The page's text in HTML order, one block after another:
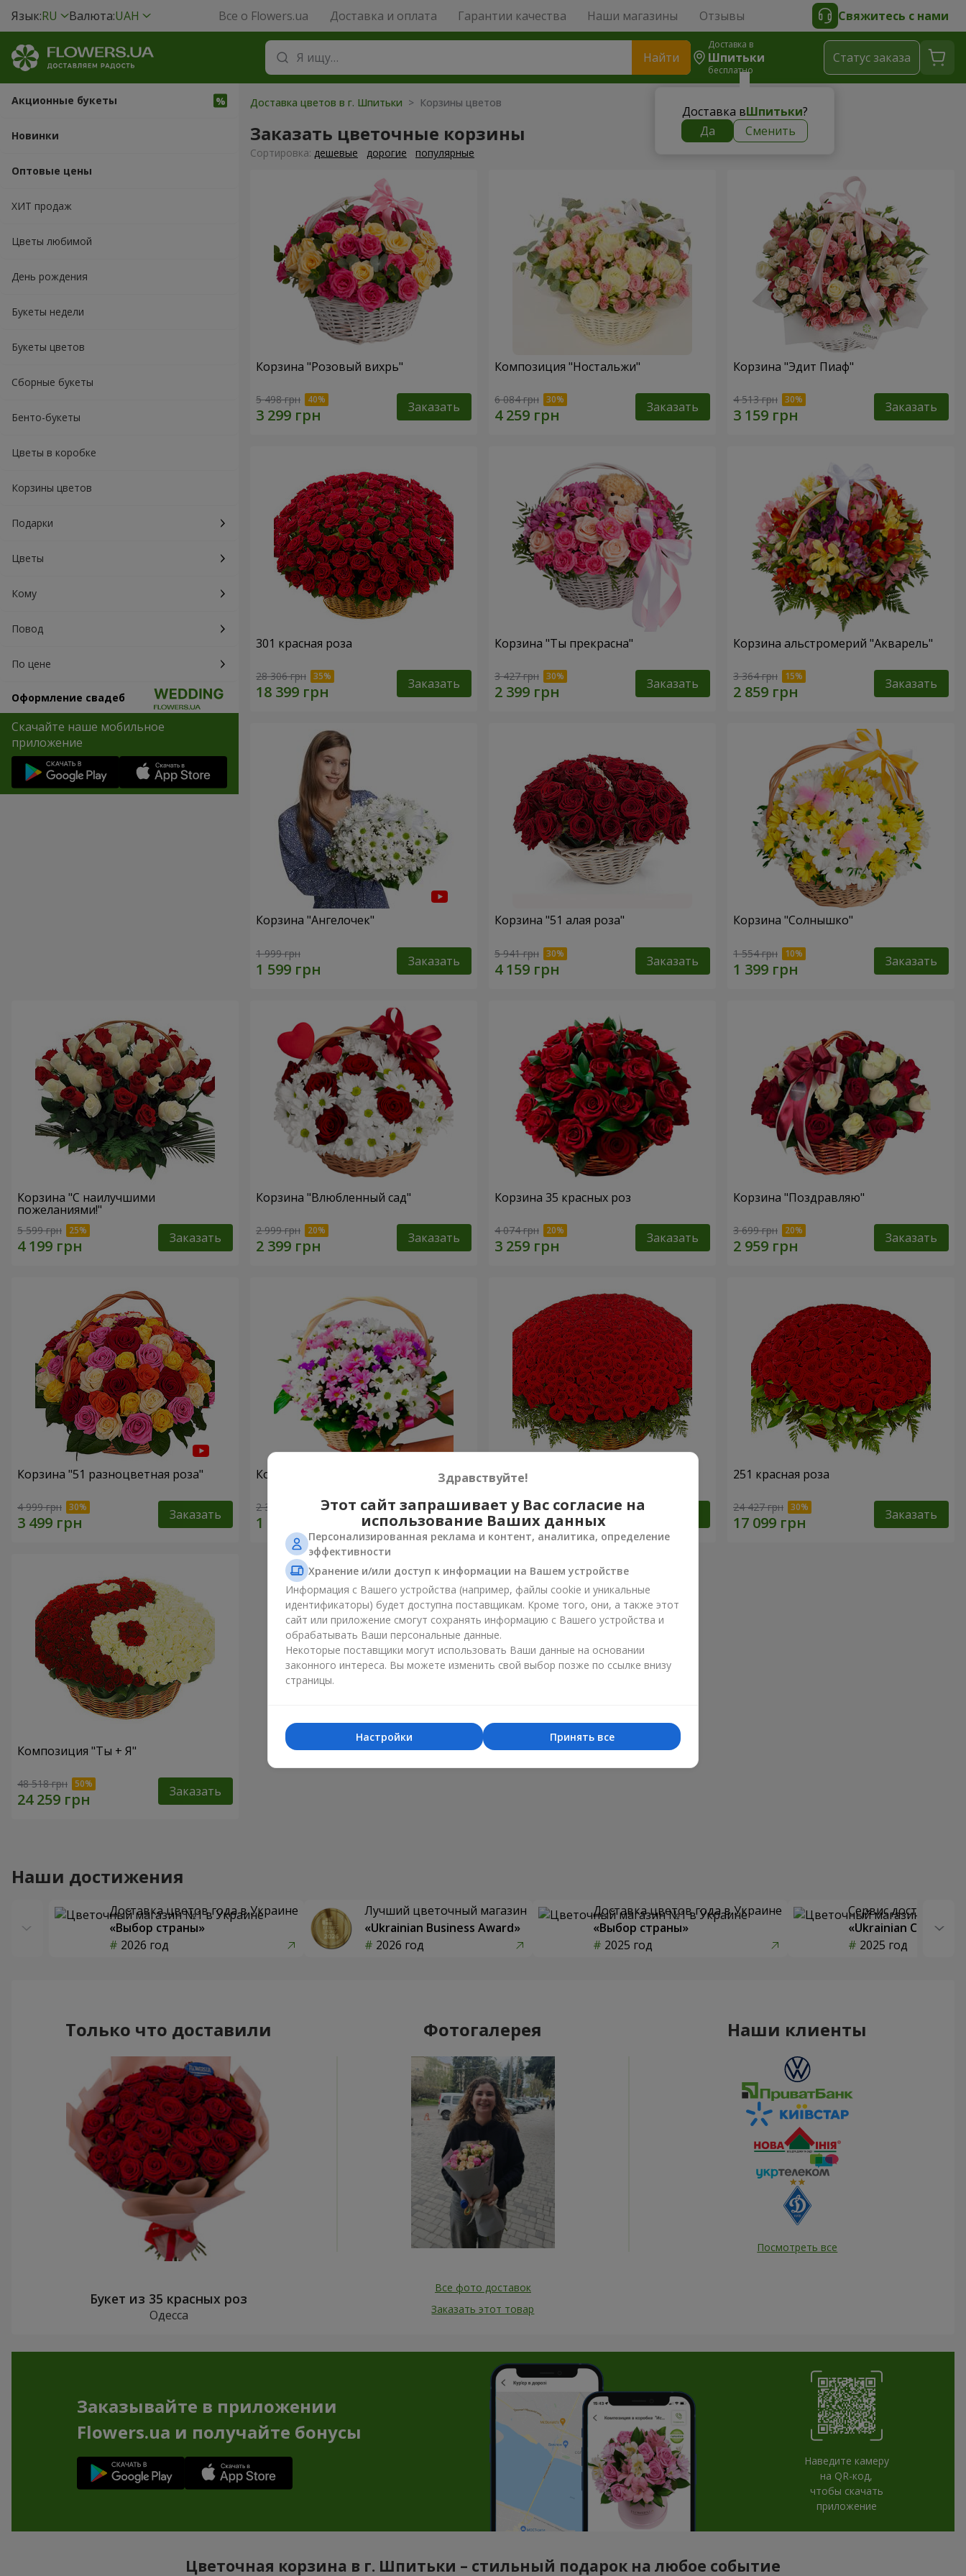
Язык:RU Валюта:UAH Все о Flowers.ua Доставка и оплата Гарантии качества Наши магазины Отзывы Свяжитесь с нами
Найти
Доставка в
Шпитьки
бесплатно
Доставка вШпитьки?
Да
Сменить
Cтатус заказа
Акционные букеты
Новинки
Оптовые цены
ХИТ продаж
Цветы любимой
День рождения
Букеты недели
Букеты цветов
Сборные букеты
Бенто-букеты
Цветы в коробке
Корзины цветов
Подарки
Цветы
Кому
Повод
По цене
Оформление свадеб
Скачайте наше мобильное
приложение
Доставка цветов в г. Шпитьки > Корзины цветов
Заказать цветочные корзины
Cортировка: дешевые дорогие популярные
Корзина "Розовый вихрь"
5 498 грн Заказать
Композиция "Ностальжи"
6 084 грн Заказать
Корзина "Эдит Пиаф"
4 513 грн Заказать
301 красная роза
28 306 грн Заказать
Корзина "Ты прекрасна"
3 427 грн Заказать
Корзина альстромерий "Акварель"
3 364 грн Заказать
Корзина "Ангелочек"
1 999 грн Заказать
Корзина "51 алая роза"
5 941 грн Заказать
Корзина "Солнышко"
1 554 грн Заказать
Корзина "С наилучшими
пожеланиями!"
5 599 грн Заказать
Корзина "Влюбленный сад"
2 999 грн Заказать
Корзина 35 красных роз
4 074 грн Заказать
Корзина "Поздравляю"
3 699 грн Заказать
Корзина "51 разноцветная роза"
4 999 грн Заказать
Корзина хризантем "Яркая поляна"
2 352 грн Заказать
501 красная роза
57 089 грн
251 красная роза
24 427 грн Заказать
Композиция "Ты + Я"
48 518 грн Заказать
Наши достижения
Доставка цветов года в Украине
«Выбор страны»
2026 год
Лучший цветочный магазин
«Ukrainian Business Award»
2026 год
Доставка цветов года в Украине
«Выбор страны»
2025 год
Сервис доставки
«Ukrainian Choice»
2025 год
Только что доставили
Букет из 35 красных роз
Одесса
Фотогалерея
Все фото доставок
Заказать этот товар
Наши клиенты
Посмотреть все
Заказывайте в приложении
Flowers.ua и получайте бонусы
Наведите камеру
на QR-код,
чтобы скачать
приложение
Цветочная корзина в г. Шпитьки – стильный подарок на любое событие
Здравствуйте!
Этот сайт запрашивает у Вас согласие на
использование Ваших данных
Персонализированная реклама и контент, аналитика, определение
эффективности
Хранение и/или доступ к информации на Вашем устройстве
Информация с Вашего устройства (например, файлы cookie и уникальные
идентификаторы) будет доступна поставщикам. Кроме того, они, а также этот
сайт или приложение смогут сохранять информацию с Вашего устройства и
обрабатывать Ваши персональные данные.
Некоторые поставщики могут использовать Ваши данные на основании
законного интереса. Вы можете изменить свой выбор позже по ссылке внизу
страницы.
Принять все
Настройки